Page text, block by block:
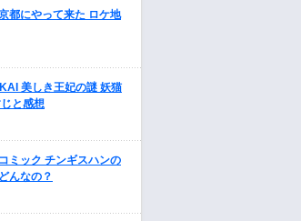
都にやって来た ロケ地
美しき王妃の謎 妖猫
と感想
ミック チンギスハンの
んなの？